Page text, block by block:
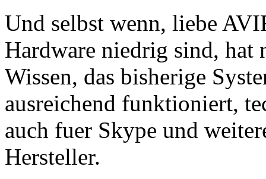
Und selbst wenn, liebe
Hardware niedrig sind, hat
Wissen, das bisherige
ausreichend funktioniert,
auch fuer Skype und
Hersteller.